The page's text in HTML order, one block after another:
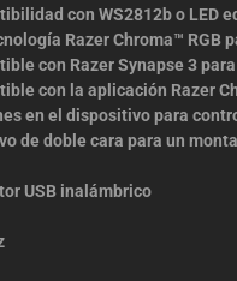
con WS2812b o LED
Razer Chroma™
con Razer Synapse 3
con la aplicación Razer
en el dispositivo para
de doble cara para un
USB inalámbrico